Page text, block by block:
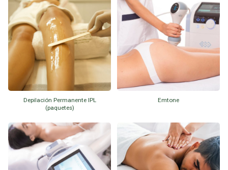
Depilación Permanente IPL
(paquetes)
Emtone